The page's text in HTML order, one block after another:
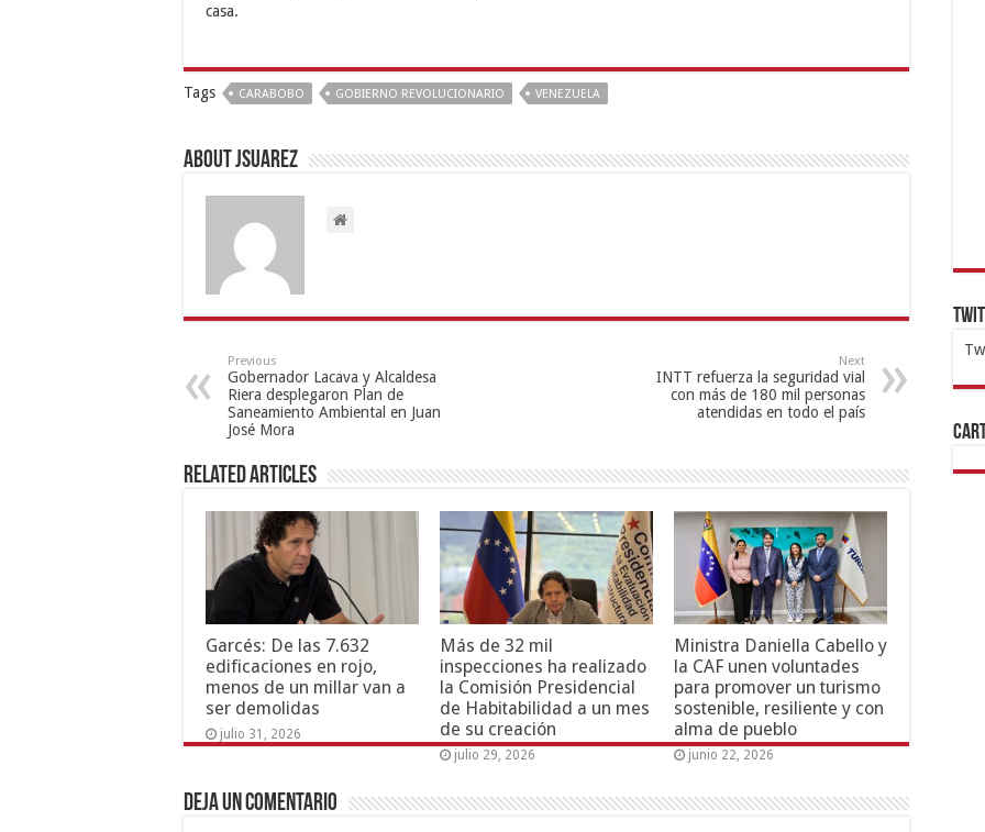
casa.
Tags CARABOBO GOBIERNO REVOLUCIONARIO VENEZUELA
About Jsuarez
Previous
Gobernador Lacava y Alcaldesa
Riera desplegaron Plan de
Saneamiento Ambiental en Juan
José Mora
Next
INTT refuerza la seguridad vial
con más de 180 mil personas
atendidas en todo el país
Related Articles
Garcés: De las 7.632
edificaciones en rojo,
menos de un millar van a
ser demolidas
julio 31, 2026
Más de 32 mil
inspecciones ha realizado
la Comisión Presidencial
de Habitabilidad a un mes
de su creación
julio 29, 2026
Ministra Daniella Cabello y
la CAF unen voluntades
para promover un turismo
sostenible, resiliente y con
alma de pueblo
junio 22, 2026
Deja un comentario